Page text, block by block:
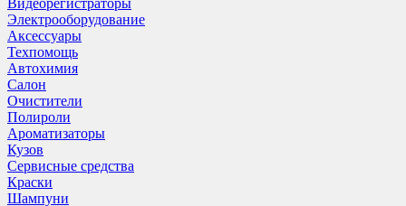
Видеорегистраторы
Электрооборудование
Аксессуары
Техпомощь
Автохимия
Салон
Очистители
Полироли
Ароматизаторы
Кузов
Сервисные средства
Краски
Шампуни